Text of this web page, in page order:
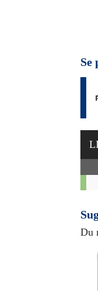
Se
Du